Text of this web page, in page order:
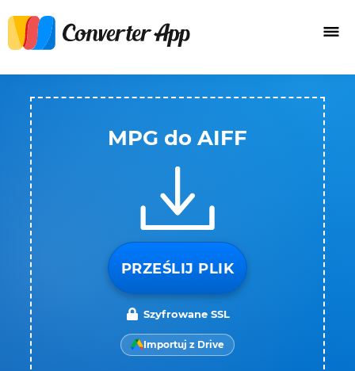
MPG do AIFF
PRZEŚLIJ PLIK
Szyfrowane SSL
Importuj z Drive